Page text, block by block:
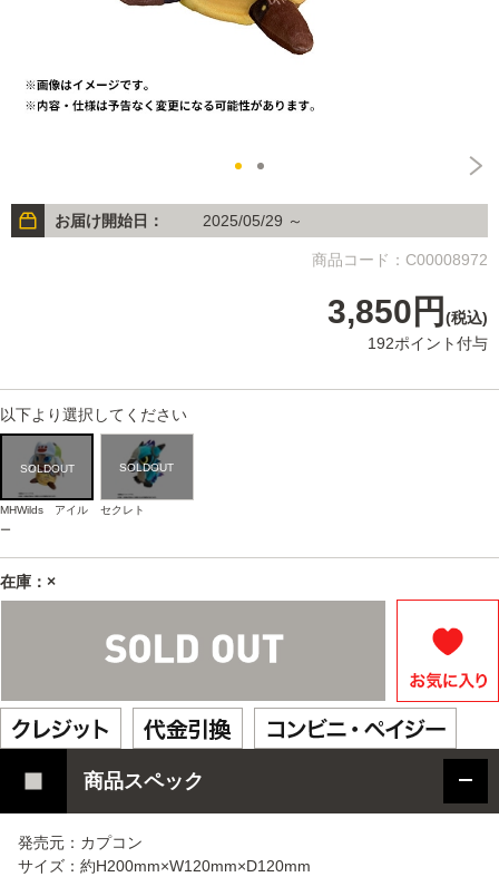
お届け開始日： 2025/05/29 ～
商品コード：C00008972
3,850円 (税込)
192ポイント付与
以下より選択してください
MHWilds アイル
ー
セクレト
在庫：×
商品スペック
発売元：カプコン
サイズ：約H200mm×W120mm×D120mm